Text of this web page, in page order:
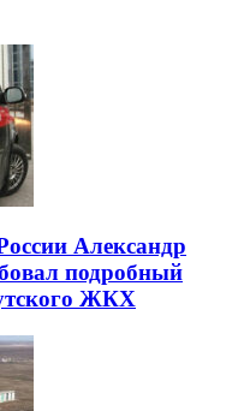
Александр
подробный
ЖКХ